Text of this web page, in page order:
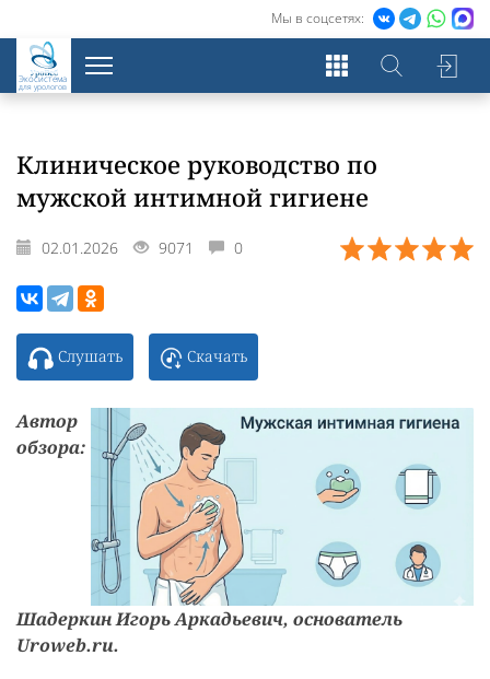
Мы в соцсетях:
Экосистема
для урологов
Клиническое руководство по
мужской интимной гигиене
02.01.2026 9071 0
Слушать Скачать
Автор
обзора:
Шадеркин Игорь Аркадьевич, основатель
Uroweb.ru.